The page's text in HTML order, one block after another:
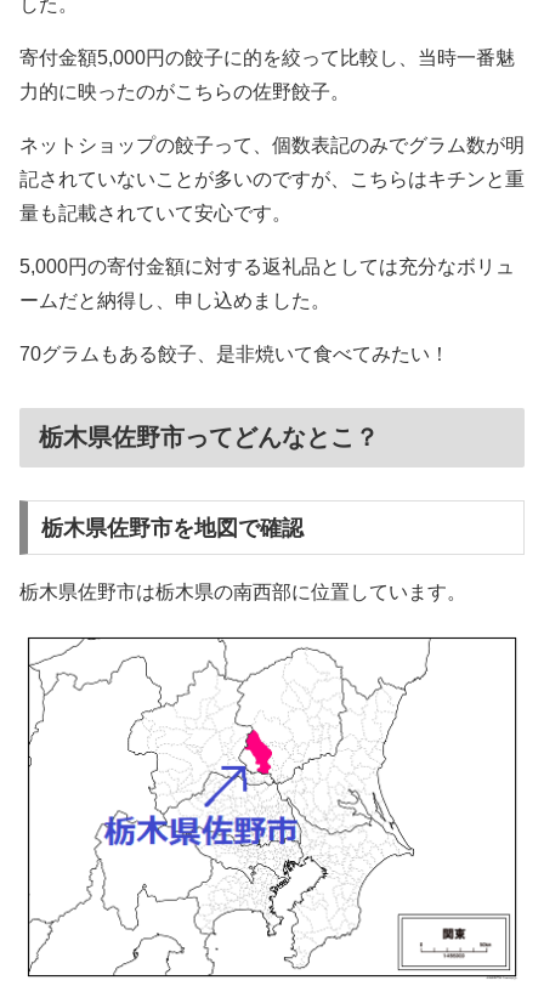
寄付金額5,000円の餃子に的を絞って比較し、当時一番魅
力的に映ったのがこちらの佐野餃子。
ネットショップの餃子って、個数表記のみでグラム数が明
記されていないことが多いのですが、こちらはキチンと重
量も記載されていて安心です。
5,000円の寄付金額に対する返礼品としては充分なボリュ
ームだと納得し、申し込めました。
70グラムもある餃子、是非焼いて食べてみたい！
栃木県佐野市ってどんなとこ？
栃木県佐野市を地図で確認
栃木県佐野市は栃木県の南西部に位置しています。